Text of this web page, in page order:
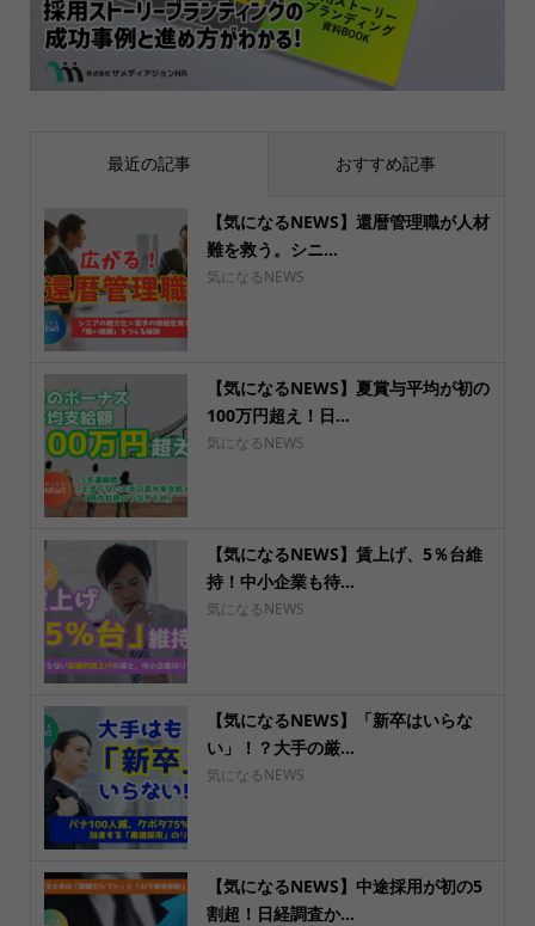
最近の記事 おすすめ記事
【気になるNEWS】還暦管理職が人材
難を救う。シニ...
気になるNEWS
【気になるNEWS】夏賞与平均が初の
100万円超え！日...
気になるNEWS
【気になるNEWS】賃上げ、5％台維
持！中小企業も待...
気になるNEWS
【気になるNEWS】「新卒はいらな
い」！？大手の厳...
気になるNEWS
【気になるNEWS】中途採用が初の5
割超！日経調査か...